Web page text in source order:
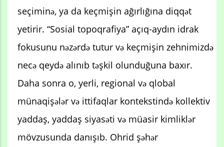
seçiminə, ya da keçmişin ağırlığına diqqət
yetirir. “Sosial topoqrafiya” açıq-aydın idrak
fokusunu nəzərdə tutur və keçmişin zehnimizdə
necə qeydə alınıb təşkil olunduğuna baxır.
Daha sonra o, yerli, regional və qlobal
münaqişələr və ittifaqlar kontekstində kollektiv
yaddaş, yaddaş siyasəti və müasir kimliklər
mövzusunda danışıb. Ohrid şəhər